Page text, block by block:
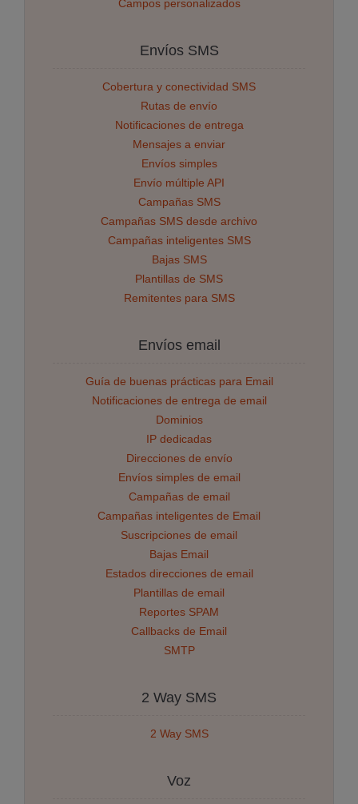
Campos personalizados
Envíos SMS
Cobertura y conectividad SMS
Rutas de envío
Notificaciones de entrega
Mensajes a enviar
Envíos simples
Envío múltiple API
Campañas SMS
Campañas SMS desde archivo
Campañas inteligentes SMS
Bajas SMS
Plantillas de SMS
Remitentes para SMS
Envíos email
Guía de buenas prácticas para Email
Notificaciones de entrega de email
Dominios
IP dedicadas
Direcciones de envío
Envíos simples de email
Campañas de email
Campañas inteligentes de Email
Suscripciones de email
Bajas Email
Estados direcciones de email
Plantillas de email
Reportes SPAM
Callbacks de Email
SMTP
2 Way SMS
2 Way SMS
Voz